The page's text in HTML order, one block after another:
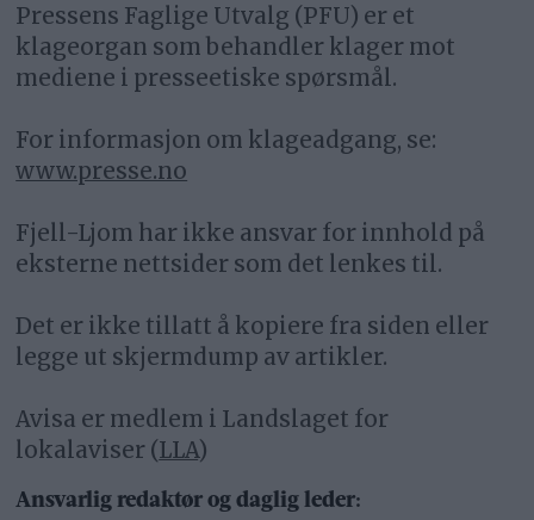
Pressens Faglige Utvalg (PFU) er et
klageorgan som behandler klager mot
mediene i presseetiske spørsmål.
For informasjon om klageadgang, se:
www.presse.no
Fjell-Ljom har ikke ansvar for innhold på
eksterne nettsider som det lenkes til.
Det er ikke tillatt å kopiere fra siden eller
legge ut skjermdump av artikler.
Avisa er medlem i Landslaget for
lokalaviser (LLA)
Ansvarlig redaktør og daglig leder: